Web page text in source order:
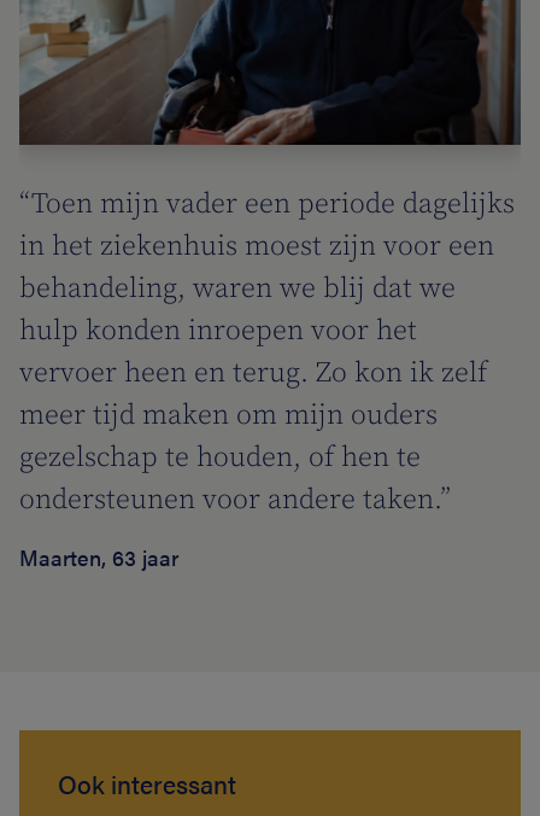
“Toen mijn vader een periode dagelijks
in het ziekenhuis moest zijn voor een
behandeling, waren we blij dat we
hulp konden inroepen voor het
vervoer heen en terug. Zo kon ik zelf
meer tijd maken om mijn ouders
gezelschap te houden, of hen te
ondersteunen voor andere taken.”
Maarten, 63 jaar
Ook interessant